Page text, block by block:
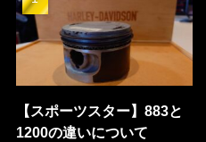
【スポーツスター】883と
1200の違いについて